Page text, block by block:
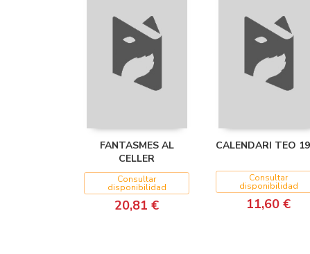
FANTASMES AL
CELLER
Consultar
disponibilidad
20,81 €
CALENDARI TEO
Consultar
disponibilidad
11,60 €